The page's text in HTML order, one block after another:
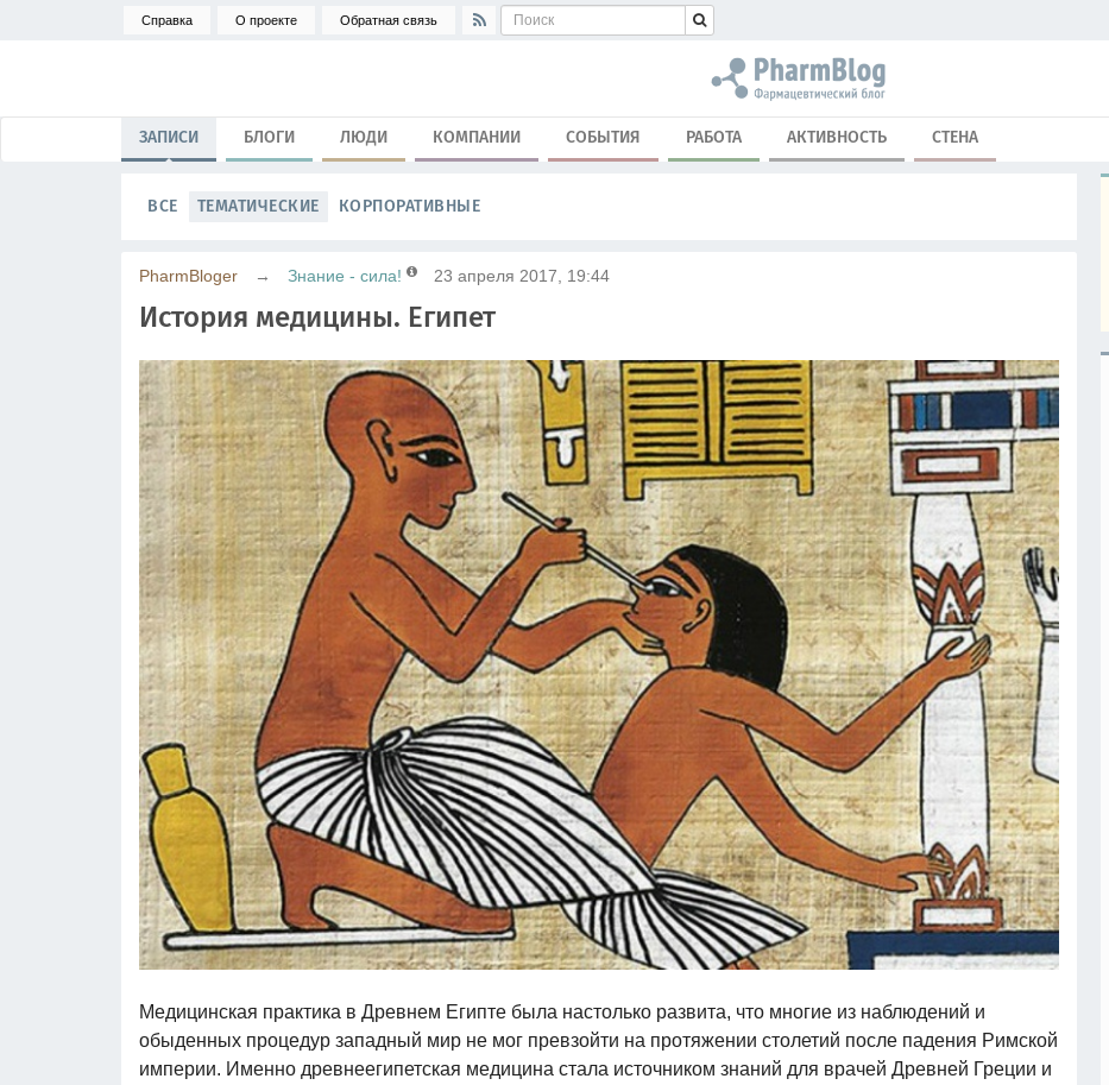
Справка О проекте Обратная связь
ЗАПИСИ БЛОГИ ЛЮДИ КОМПАНИИ СОБЫТИЯ РАБОТА АКТИВНОСТЬ СТЕНА
ВСЕ ТЕМАТИЧЕСКИЕ КОРПОРАТИВНЫЕ
PharmBloger → Знание - сила! 23 апреля 2017, 19:44
История медицины. Египет
Медицинская практика в Древнем Египте была настолько развита, что многие из наблюдений и
обыденных процедур западный мир не мог превзойти на протяжении столетий после падения Римской
империи. Именно древнеегипетская медицина стала источником знаний для врачей Древней Греции и